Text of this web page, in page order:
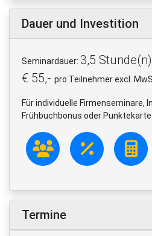
Dauer und Investition
Seminardauer: 3,5 Stunde(n)
€ 55,- pro Teilnehmer excl.
Für individuelle Firmenseminare,
Frühbuchbonus oder
Termine